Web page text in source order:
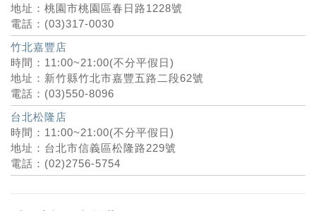
地址：桃園市桃園區春日路1228號
電話：(03)317-0030
竹北嘉豐店
時間：11:00~21:00(不分平假日)
地址：新竹縣竹北市嘉豐五路二段62號
電話：(03)550-8096
台北松隆店
時間：11:00~21:00(不分平假日)
地址：台北市信義區松隆路229號
電話：(02)2756-5754